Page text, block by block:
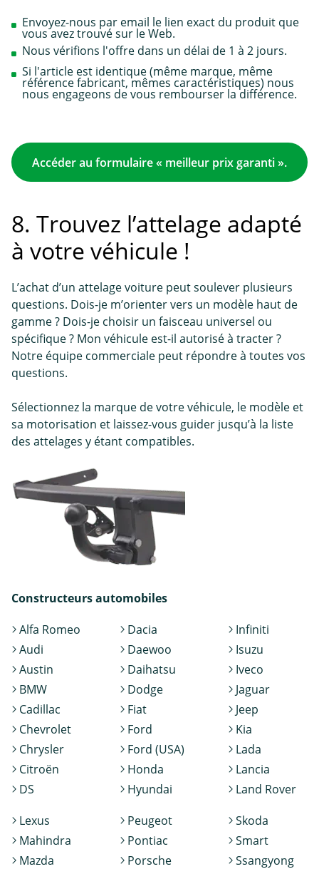
Envoyez-nous par email le lien exact du produit que
vous avez trouvé sur le Web.
Nous vérifions l'offre dans un délai de 1 à 2 jours.
Si l'article est identique (même marque, même
référence fabricant, mêmes caractéristiques) nous
nous engageons de vous rembourser la différence.
Accéder au formulaire « meilleur prix garanti ».
8. Trouvez l’attelage adapté
à votre véhicule !
L’achat d’un attelage voiture peut soulever plusieurs
questions. Dois-je m’orienter vers un modèle haut de
gamme ? Dois-je choisir un faisceau universel ou
spécifique ? Mon véhicule est-il autorisé à tracter ?
Notre équipe commerciale peut répondre à toutes vos
questions.
Sélectionnez la marque de votre véhicule, le modèle et
sa motorisation et laissez-vous guider jusqu’à la liste
des attelages y étant compatibles.
Constructeurs automobiles
Alfa Romeo
Audi
Austin
BMW
Cadillac
Chevrolet
Chrysler
Citroën
DS
Dacia
Daewoo
Daihatsu
Dodge
Fiat
Ford
Ford (USA)
Honda
Hyundai
Infiniti
Isuzu
Iveco
Jaguar
Jeep
Kia
Lada
Lancia
Land Rover
Lexus
Mahindra
Mazda
Peugeot
Pontiac
Porsche
Skoda
Smart
Ssangyong